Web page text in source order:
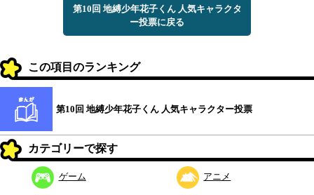
第10回 地縛少年花子くん 人気キャラクタ
ー投票に戻る
この項目のランキング
第10回 地縛少年花子くん 人気キャラクター投票
カテゴリーで探す
ゲーム アニメ